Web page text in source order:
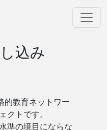
込み
的教育ネットワー
クトです。
準の境目にならな